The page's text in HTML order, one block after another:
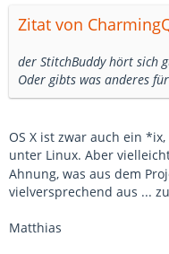
Zitat von
der StitchBuddy hört sich
Oder gibts was anderes
OS X ist zwar auch ein
unter Linux. Aber
Ahnung, was aus dem
vielversprechend aus ...
Matthias